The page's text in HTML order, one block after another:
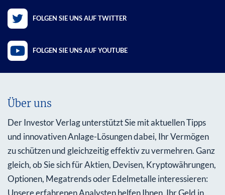
FOLGEN SIE UNS AUF TWITTER
FOLGEN SIE UNS AUF YOUTUBE
Über uns
Der Investor Verlag unterstützt Sie mit aktuellen Tipps
und innovativen Anlage-Lösungen dabei, Ihr Vermögen
zu schützen und gleichzeitig effektiv zu vermehren. Ganz
gleich, ob Sie sich für Aktien, Devisen, Kryptowährungen,
Optionen, Megatrends oder Edelmetalle interessieren:
Unsere erfahrenen Analysten helfen Ihnen, Ihr Geld in